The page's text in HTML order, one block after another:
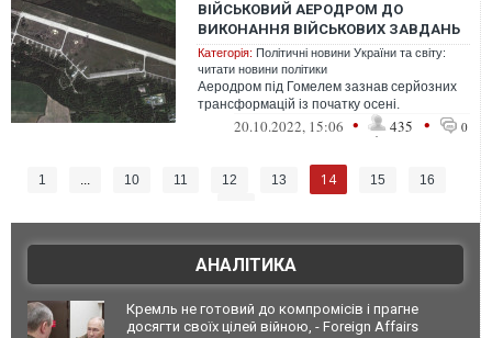
ВІЙСЬКОВИЙ АЕРОДРОМ ДО
ВИКОНАННЯ ВІЙСЬКОВИХ ЗАВДАНЬ
Категорія: Політичні новини України та світу:
читати новини політики
Аеродром під Гомелем зазнав серйозних
трансформацій із початку осені.
20.10.2022, 15:06 • 435 • 0
1 ... 10 11 12 13 14 15
16
АНАЛІТИКА
Кремль не готовий до компромісів і прагне
досягти своїх цілей війною, - Foreign Affairs